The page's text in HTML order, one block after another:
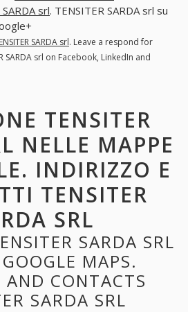
srl. TENSITER SARDA srl su
SARDA srl. Leave a respond for
SARDA srl on Facebook, LinkedIn and
TENSITER
NELLE MAPPE
INDIRIZZO E
TENSITER
SRL
SARDA SRL
MAPS.
AND CONTACTS
SARDA SRL